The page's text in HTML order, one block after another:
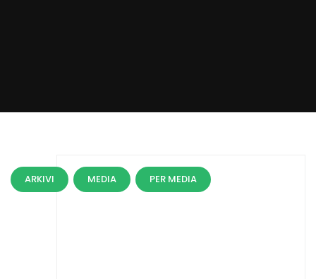
ARKIVI MEDIA PER MEDIA